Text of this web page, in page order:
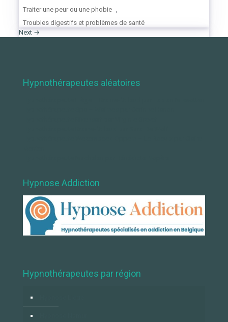
Traiter une peur ou une phobie ,
Troubles digestifs et problèmes de santé
Next →
Hypnothérapeutes aléatoires
Hypnose Addiction
Hypnothérapeutes par région